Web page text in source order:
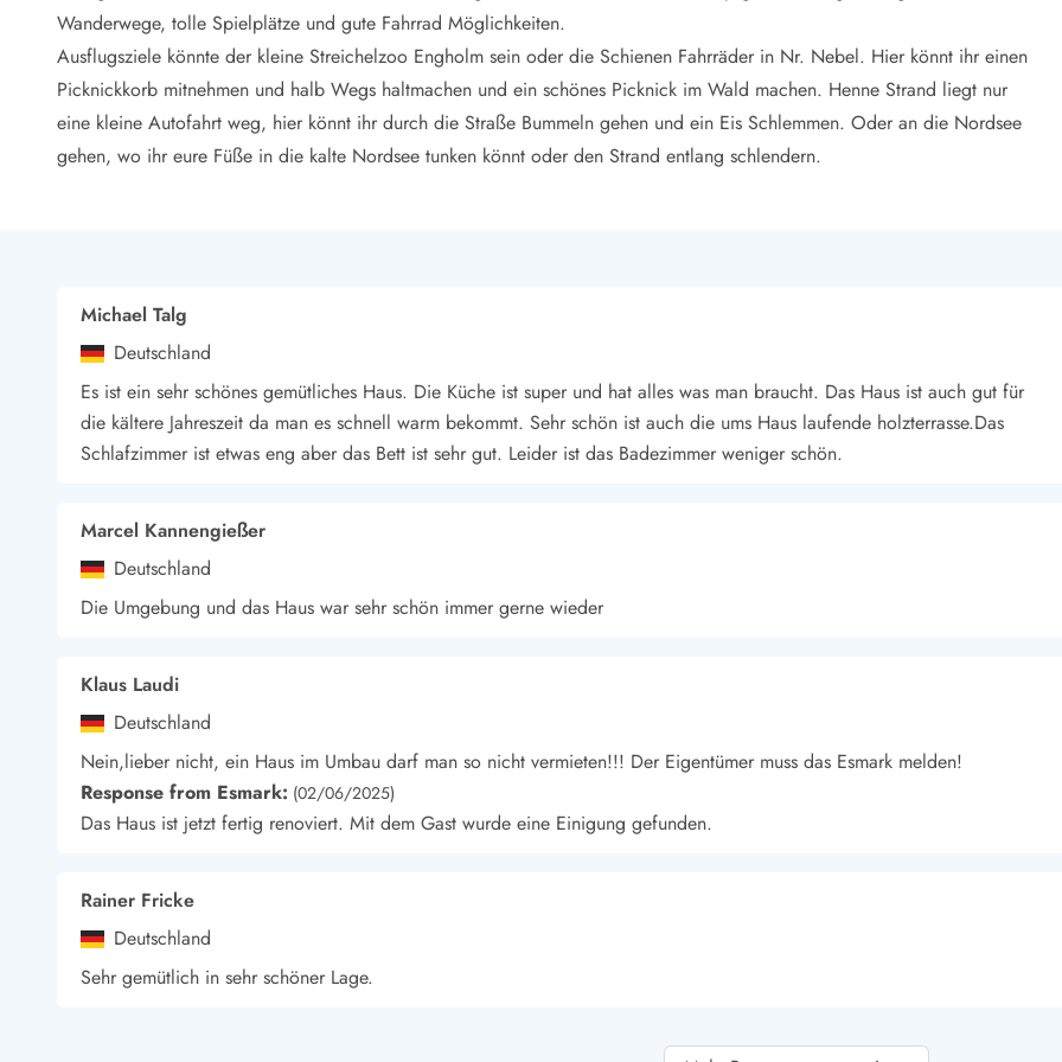
LEGOLAND® Rabatt
Urlaub mit Kindern
Urlaub mit Hund
Urlaub am Strand
Urlaub in der Natur
Finde Bernstein am Strand
Bowling in Dänemark
Minigolf spielen in Dänemark
Schwimmhallen und Badeländer
Golfen in Dänemark
Fitnesscenter in Dänemark
Fahrradfahren in Dänemark
Surfen in Dänemark
Wandern in Dänemark
Wasserski in Dänemark
Segeln in Dänemark
Sehenswürdigkeiten
Kunstmuseen
Kunsthandwerk und Galerien
Essen und Trinken
Einkaufen und Shopping
Weihnachten in Dänemark
Wikinger in Dänemark
Wanderwege, tolle Spielplätze und gute Fahrrad Möglichkeiten.
Ausflugsziele könnte der kleine Streichelzoo Engholm sein oder die Schienen Fahrräder in Nr. Nebel. Hier könnt ihr einen
Picknickkorb mitnehmen und halb Wegs haltmachen und ein schönes Picknick im Wald machen. Henne Strand liegt nur
eine kleine Autofahrt weg, hier könnt ihr durch die Straße Bummeln gehen und ein Eis Schlemmen. Oder an die Nordsee
gehen, wo ihr eure Füße in die kalte Nordsee tunken könnt oder den Strand entlang schlendern.
Michael Talg
Deutschland
Es ist ein sehr schönes gemütliches Haus. Die Küche ist super und hat alles was man braucht. Das Haus ist auch gut für
die kältere Jahreszeit da man es schnell warm bekommt. Sehr schön ist auch die ums Haus laufende holzterrasse.Das
Schlafzimmer ist etwas eng aber das Bett ist sehr gut. Leider ist das Badezimmer weniger schön.
Marcel Kannengießer
Deutschland
Die Umgebung und das Haus war sehr schön immer gerne wieder
Klaus Laudi
Deutschland
Nein,lieber nicht, ein Haus im Umbau darf man so nicht vermieten!!! Der Eigentümer muss das Esmark melden!
Response from Esmark: (02/06/2025)
Das Haus ist jetzt fertig renoviert. Mit dem Gast wurde eine Einigung gefunden.
Rainer Fricke
Deutschland
Sehr gemütlich in sehr schöner Lage.